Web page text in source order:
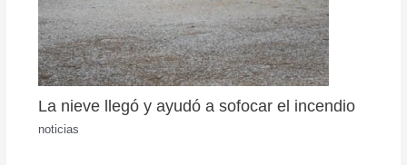
La nieve llegó y ayudó a sofocar el incendio
noticias